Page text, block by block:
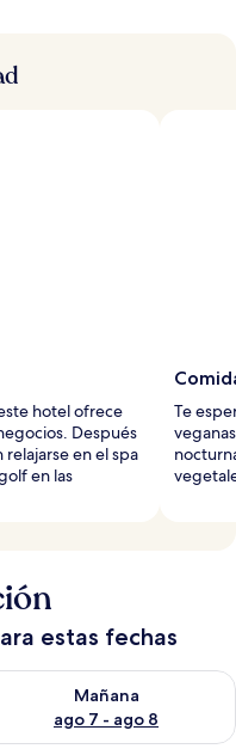
hotel ofrece
Después
en el spa
en las
Te
estas fechas
6 - ago 7
Mañana
ago 7 - ago 8
la disponibilidad